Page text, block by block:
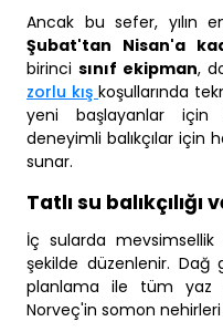
Ancak bu sefer, yılın
Şubat'tan Nisan'a
birinci sınıf ekipman,
zorlu kış koşullarında
yeni başlayanlar için
deneyimli balıkçılar için
sunar.
Tatlı su
İç sularda
şekilde düzenlenir. Dağ
planlama ile tüm yaz
Norveç'in somon